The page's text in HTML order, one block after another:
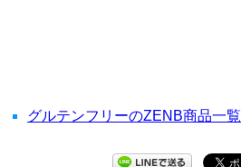
グルテンフリーのZENB商品一覧